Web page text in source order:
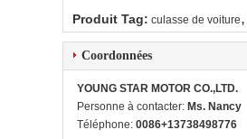
Produit Tag: culasse de voiture,
Coordonnées
YOUNG STAR MOTOR CO.,LTD.
Personne à contacter: Ms. Nancy
Téléphone: 0086+13738498776